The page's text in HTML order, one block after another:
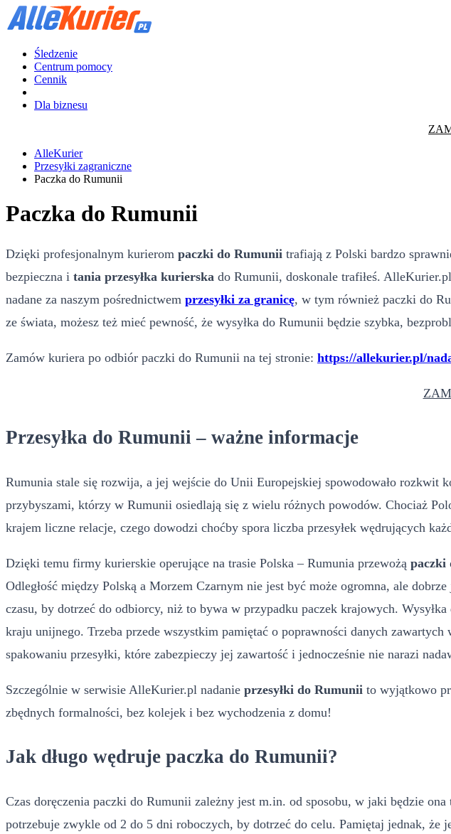
Śledzenie
Centrum pomocy
Cennik
Dla biznesu
AlleKurier
Przesyłki zagraniczne
Paczka do Rumunii
Paczka do Rumunii
Dzięki profesjonalnym kurierom paczki do Rumunii trafiają z Polski bardzo
bezpieczna i tania przesyłka kurierska do Rumunii, doskonale trafiłeś.
nadane za naszym pośrednictwem przesyłki za granicę, w tym również paczki do
ze świata, możesz też mieć pewność, że wysyłka do Rumunii będzie szybka,
Zamów kuriera po odbiór paczki do Rumunii na tej stronie: https://allekurier.pl/
Przesyłka do Rumunii – ważne informacje
Rumunia stale się rozwija, a jej wejście do Unii Europejskiej spowodowało
przybyszami, którzy w Rumunii osiedlają się z wielu różnych powodów. Chociaż
krajem liczne relacje, czego dowodzi choćby spora liczba przesyłek wędrujących
Dzięki temu firmy kurierskie operujące na trasie Polska – Rumunia przewożą paczki
Odległość między Polską a Morzem Czarnym nie jest być może ogromna, ale
czasu, by dotrzeć do odbiorcy, niż to bywa w przypadku paczek krajowych.
kraju unijnego. Trzeba przede wszystkim pamiętać o poprawności danych
spakowaniu przesyłki, które zabezpieczy jej zawartość i jednocześnie nie narazi
Szczególnie w serwisie AlleKurier.pl nadanie przesyłki do Rumunii to wyjątkowo
zbędnych formalności, bez kolejek i bez wychodzenia z domu!
Jak długo wędruje paczka do Rumunii?
Czas doręczenia paczki do Rumunii zależny jest m.in. od sposobu, w jaki będzie
potrzebuje zwykle od 2 do 5 dni roboczych, by dotrzeć do celu. Pamiętaj jednak, że